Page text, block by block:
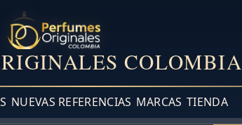
COLOMBIA
NUEVAS REFERENCIAS MARCAS TIENDA